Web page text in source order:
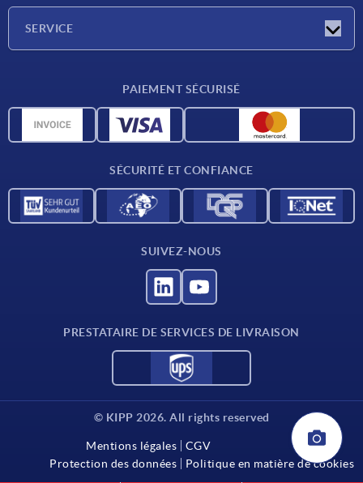
SERVICE
Données CAO
PAIEMENT SÉCURISÉ
SÉCURITÉ ET CONFIANCE
SUIVEZ-NOUS
PRESTATAIRE DE SERVICES DE LIVRAISON
© KIPP 2026. All rights reserved
Mentions légales
CGV
Protection des données
Politique en matière de cookies